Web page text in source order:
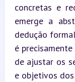
concretas e
emerge a
dedução
é
de ajustar os
e objetivos